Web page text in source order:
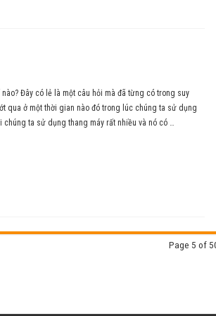
Đây có lẻ là một câu hỏi mà đã từng có trong suy
qua ở một thời gian nào đó trong lúc chúng ta sử dụng
ta sử dụng thang máy rất nhiều và nó có …
Page 5 of